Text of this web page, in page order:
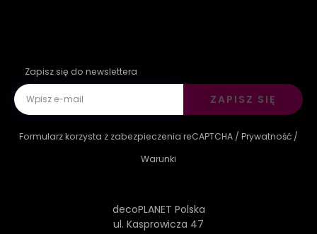
Zapisz się do newslettera
ZAPISZ SIĘ
Formularz korzysta z zabezpieczenia reCAPTCHA / Prywatność /
Warunki
decoPLANET Polska
ul. Kasprowicza 47